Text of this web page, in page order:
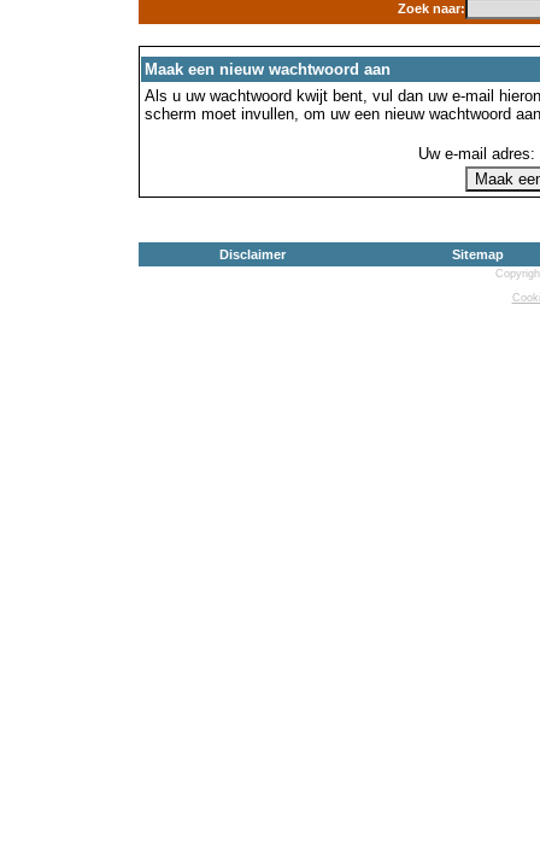
Zoek naar:
Maak een nieuw wachtwoord aan
Als u uw wachtwoord kwijt bent, vul dan uw e-mail
scherm moet invullen, om uw een nieuw wachtwoord
Uw e-mail adres:
Disclaimer Sitemap